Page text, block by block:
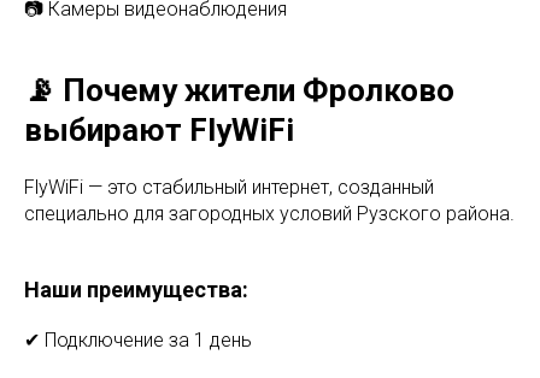
📷 Камеры видеонаблюдения
📡 Почему жители Фролково
выбирают FlyWiFi
FlyWiFi — это стабильный интернет, созданный
специально для загородных условий Рузского района.
Наши преимущества:
✔ Подключение за 1 день